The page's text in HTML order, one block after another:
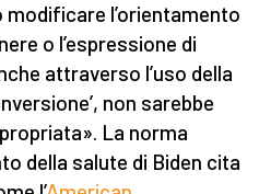
l’orientamento
o l’espressione di
attraverso l’uso della
non sarebbe
La norma
della salute di Biden cita